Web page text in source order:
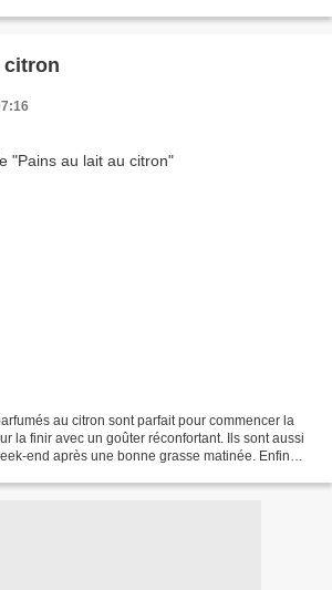
citron
au citron sont parfait pour commencer la
la finir avec un goûter réconfortant. Ils sont aussi
end après une bonne grasse matinée. Enfin